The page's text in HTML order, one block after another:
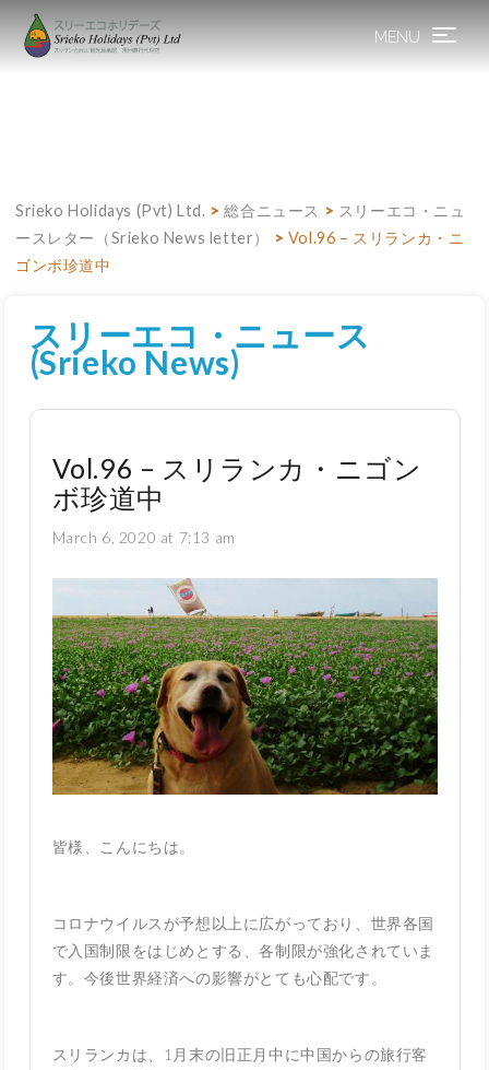
MENU Toggle
Srieko Holidays (Pvt) Ltd. >総合ニュース > スリーエコ・ニュ
ースレター（Srieko News letter）
> Vol.96 – スリランカ・ニ
ゴンボ珍道中
スリーエコ・ニュース
(Srieko News)
Vol.96 – スリランカ・ニゴン
ボ珍道中
March 6, 2020 at 7:13 am
皆様、こんにちは。
コロナウイルスが予想以上に広がっており、世界各国
で入国制限をはじめとする、各制限が強化されていま
す。今後世界経済への影響がとても心配です。
スリランカは、1月末の旧正月中に中国からの旅行客